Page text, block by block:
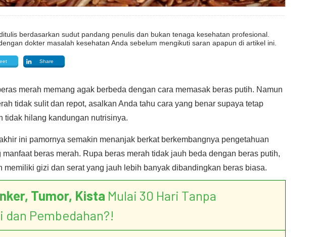
berdasarkan sudut pandang penulis dan bukan tenaga kesehatan profesional.
dokter masalah kesehatan Anda sebelum mengikuti saran apapun di artikel ini.
Share
merah memang agak berbeda dengan cara memasak beras putih. Namun
tidak sulit dan repot, asalkan Anda tahu cara yang benar supaya tetap
tidak hilang kandungan nutrisinya.
ini pamornya semakin menanjak berkat berkembangnya pengetahuan
manfaat beras merah. Rupa beras merah tidak jauh beda dengan beras putih,
memiliki gizi dan serat yang jauh lebih banyak dibandingkan beras biasa.
Tumor, Kista Mulai 30 Hari Tanpa
Pembedahan?!